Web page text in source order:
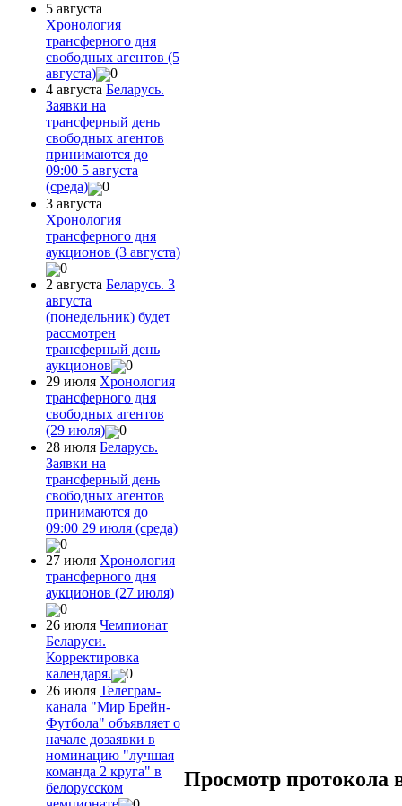
5 августа
Хронология
трансферного дня
свободных агентов (5
августа)
0
4 августа Беларусь.
Заявки на
трансферный день
свободных агентов
принимаются до
09:00 5 августа
(среда)
0
3 августа
Хронология
трансферного дня
аукционов (3 августа)
0
2 августа Беларусь. 3
августа
(понедельник) будет
рассмотрен
трансферный день
аукционов
0
29 июля Хронология
трансферного дня
свободных агентов
(29 июля)
0
28 июля Беларусь.
Заявки на
трансферный день
свободных агентов
принимаются до
09:00 29 июля (среда)
0
27 июля Хронология
трансферного дня
аукционов (27 июля)
0
26 июля Чемпионат
Беларуси.
Корректировка
календаря.
0
26 июля Телеграм-
канала "Мир Брейн-
Футбола" объявляет о
начале дозаявки в
номинацию "лучшая
команда 2 круга" в
белорусском
Просмотр протокола